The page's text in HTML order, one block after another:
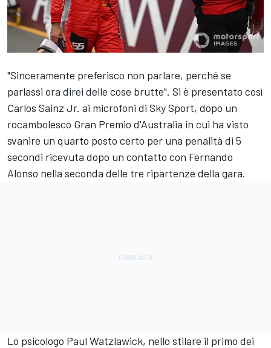
"Sinceramente preferisco non parlare, perché se
parlassi ora direi delle cose brutte". Si è presentato così
Carlos Sainz Jr. ai microfoni di Sky Sport, dopo un
rocambolesco Gran Premio d'Australia in cui ha visto
svanire un quarto posto certo per una penalità di 5
secondi ricevuta dopo un contatto con Fernando
Alonso nella seconda delle tre ripartenze della gara.
Lo psicologo Paul Watzlawick, nello stilare il primo dei